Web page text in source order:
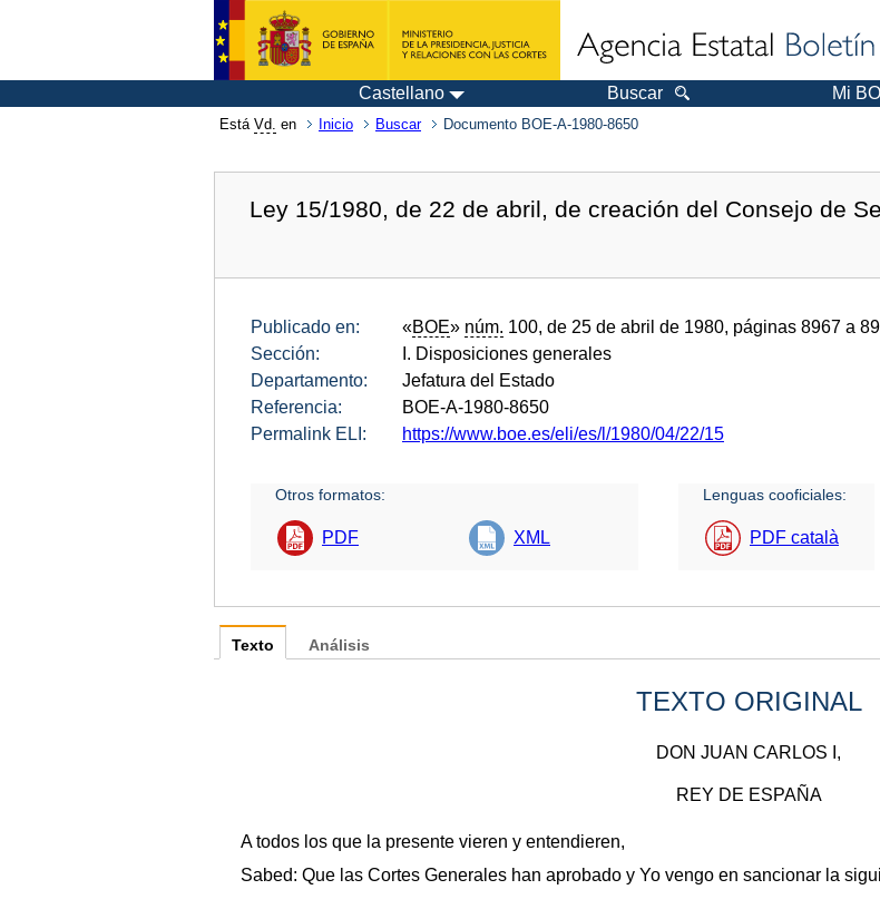
Castellano Buscar Mi
Está Vd. en Inicio Buscar Documento BOE-A-1980-8650
Ley 15/1980, de 22 de abril, de creación del Consejo de
Publicado en: «BOE» núm. 100, de 25 de abril de 1980, páginas 8967 a
Sección:
I. Disposiciones generales
Departamento:
Jefatura del Estado
Referencia:
BOE-A-1980-8650
Permalink ELI:
https://www.boe.es/eli/es/l/1980/04/22/15
Otros formatos:
PDF XML
Lenguas cooficiales:
PDF català
Texto
TEXTO ORIGINAL
DON JUAN CARLOS I,
REY DE ESPAÑA
A todos los que la presente vieren y entendieren,
Sabed: Que las Cortes Generales han aprobado y Yo vengo en sancionar la
Análisis